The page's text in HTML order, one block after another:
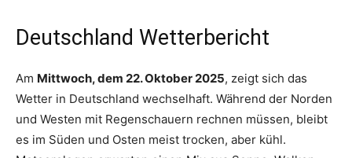
Deutschland Wetterbericht
Am Mittwoch, dem 22. Oktober 2025, zeigt sich das
Wetter in Deutschland wechselhaft. Während der Norden
und Westen mit Regenschauern rechnen müssen, bleibt
es im Süden und Osten meist trocken, aber kühl.